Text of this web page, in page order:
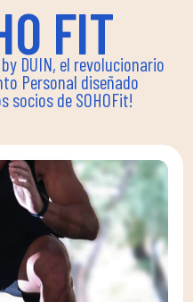
FIT
DUIN, el revolucionario
Personal diseñado
socios de SOHOFit!